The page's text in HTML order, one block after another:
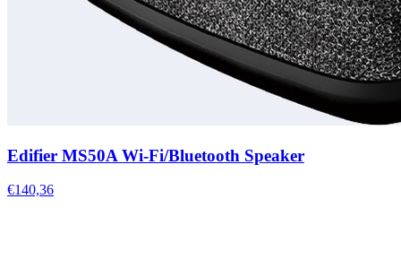
Edifier MS50A Wi-Fi/Bluetooth Speaker
€140,36